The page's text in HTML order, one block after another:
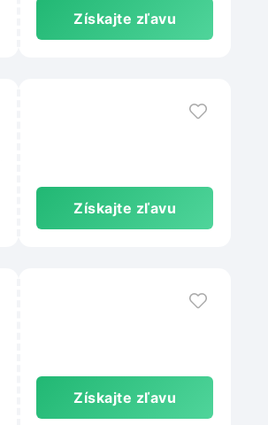
Získajte zľavu
Získajte zľavu
Získajte zľavu